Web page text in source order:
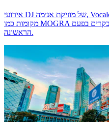
אירועי DJ של מוזיקת אנימה, Vocaloid ומשחקים כל סוף שבוע בטוקיו.
מקומות כמו MOGRA באקיהברה, עלויות כניסה וטיפים למבקרים בפעם
הראשונה.